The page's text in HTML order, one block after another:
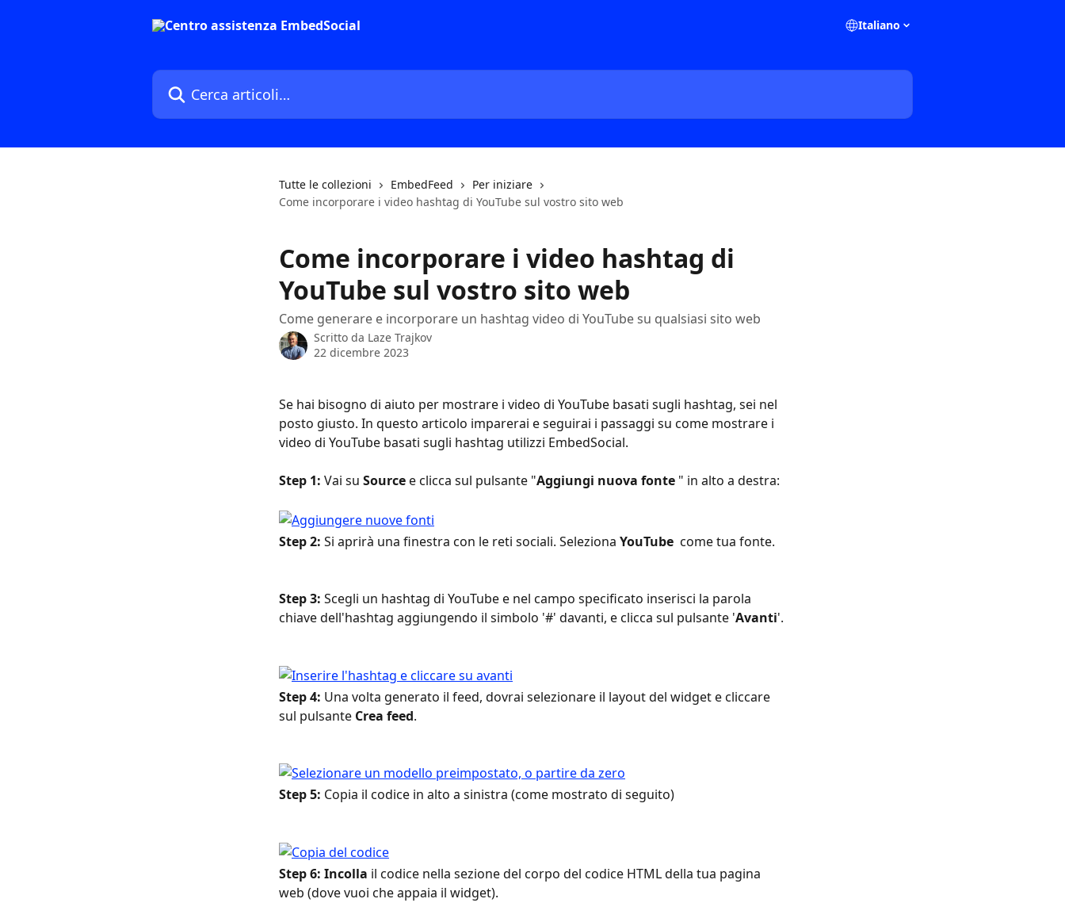
Italiano
Cerca articoli…
Tutte le collezioni EmbedFeed
Per iniziare
Come incorporare i video hashtag di YouTube sul vostro sito web
Come incorporare i video hashtag di
YouTube sul vostro sito web
Come generare e incorporare un hashtag video di YouTube su qualsiasi sito web
Scritto da Laze Trajkov
22 dicembre 2023
Se hai bisogno di aiuto per mostrare i video di YouTube basati sugli hashtag, sei nel
posto giusto. In questo articolo imparerai e seguirai i passaggi su come mostrare i
video di YouTube basati sugli hashtag utilizzi EmbedSocial.
Step 1: Vai su Source e clicca sul pulsante "Aggiungi nuova fonte " in alto a destra:
Step 2: Si aprirà una finestra con le reti sociali. Seleziona YouTube come tua fonte.
Step 3: Scegli un hashtag di YouTube e nel campo specificato inserisci la parola
chiave dell'hashtag aggiungendo il simbolo '#' davanti, e clicca sul pulsante 'Avanti'.
Step 4: Una volta generato il feed, dovrai selezionare il layout del widget e cliccare
sul pulsante Crea feed.
Step 5: Copia il codice in alto a sinistra (come mostrato di seguito)
Step 6: Incolla il codice nella sezione del corpo del codice HTML della tua pagina
web (dove vuoi che appaia il widget).